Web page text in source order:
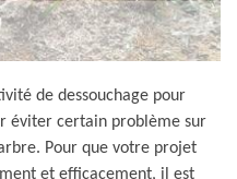
de dessouchage pour
éviter certain problème sur
Pour que votre projet
et efficacement, il est